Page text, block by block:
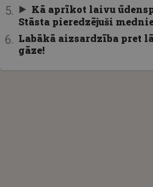
Kā aprīkot laivu
Stāsta pieredzējuši
Labākā aizsardzība pret
gāze!